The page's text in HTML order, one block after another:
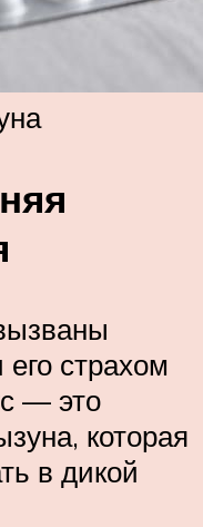
страхом
— это
которая
в дикой